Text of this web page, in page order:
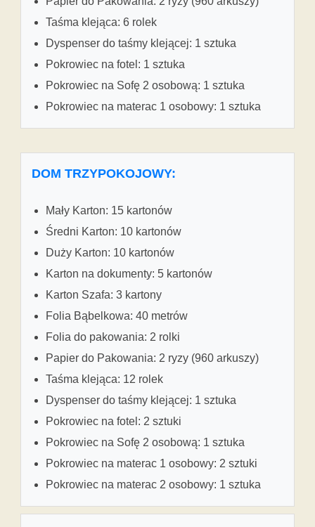
Taśma klejąca: 6 rolek
Dyspenser do taśmy klejącej: 1 sztuka
Pokrowiec na fotel: 1 sztuka
Pokrowiec na Sofę 2 osobową: 1 sztuka
Pokrowiec na materac 1 osobowy: 1 sztuka
DOM TRZYPOKOJOWY:
Mały Karton: 15 kartonów
Średni Karton: 10 kartonów
Duży Karton: 10 kartonów
Karton na dokumenty: 5 kartonów
Karton Szafa: 3 kartony
Folia Bąbelkowa: 40 metrów
Folia do pakowania: 2 rolki
Papier do Pakowania: 2 ryzy (960 arkuszy)
Taśma klejąca: 12 rolek
Dyspenser do taśmy klejącej: 1 sztuka
Pokrowiec na fotel: 2 sztuki
Pokrowiec na Sofę 2 osobową: 1 sztuka
Pokrowiec na materac 1 osobowy: 2 sztuki
Pokrowiec na materac 2 osobowy: 1 sztuka